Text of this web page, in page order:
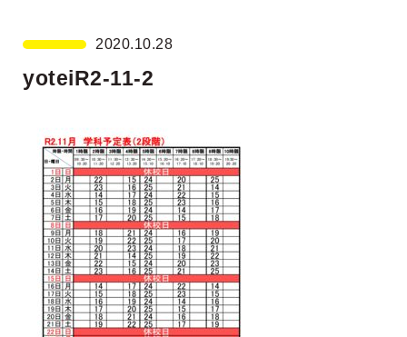
2020.10.28
yoteiR2-11-2